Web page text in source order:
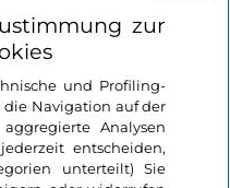
zur
und Profiling-
die Navigation auf der
Analysen
entscheiden,
unterteilt) Sie